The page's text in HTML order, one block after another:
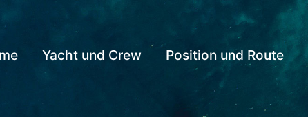
Yacht und Crew Position und Route